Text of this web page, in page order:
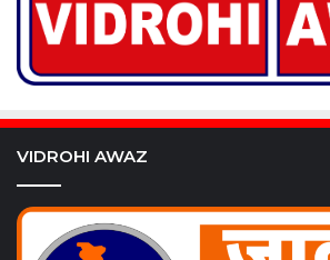
VIDROHI AWAZ